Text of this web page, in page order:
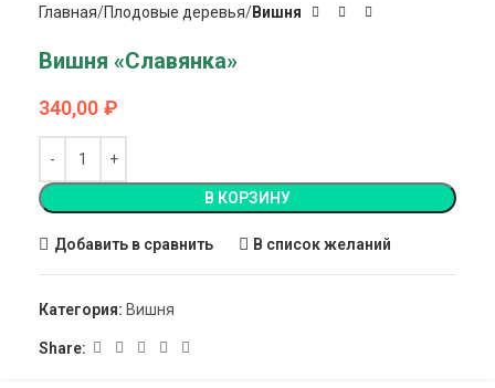
Главная Плодовые деревья Вишня
Вишня «Славянка»
340,00 ₽
В КОРЗИНУ
Добавить в сравнить В список желаний
Категория: Вишня
Share: